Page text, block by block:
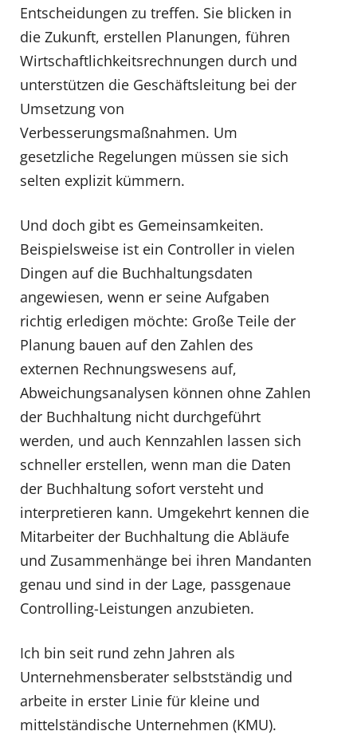
Entscheidungen zu treffen. Sie blicken in
die Zukunft, erstellen Planungen, führen
Wirtschaftlichkeitsrechnungen durch und
unterstützen die Geschäftsleitung bei der
Umsetzung von
Verbesserungsmaßnahmen. Um
gesetzliche Regelungen müssen sie sich
selten explizit kümmern.
Und doch gibt es Gemeinsamkeiten.
Beispielsweise ist ein Controller in vielen
Dingen auf die Buchhaltungsdaten
angewiesen, wenn er seine Aufgaben
richtig erledigen möchte: Große Teile der
Planung bauen auf den Zahlen des
externen Rechnungswesens auf,
Abweichungsanalysen können ohne Zahlen
der Buchhaltung nicht durchgeführt
werden, und auch Kennzahlen lassen sich
schneller erstellen, wenn man die Daten
der Buchhaltung sofort versteht und
interpretieren kann. Umgekehrt kennen die
Mitarbeiter der Buchhaltung die Abläufe
und Zusammenhänge bei ihren Mandanten
genau und sind in der Lage, passgenaue
Controlling-Leistungen anzubieten.
Ich bin seit rund zehn Jahren als
Unternehmensberater selbstständig und
arbeite in erster Linie für kleine und
mittelständische Unternehmen (KMU).